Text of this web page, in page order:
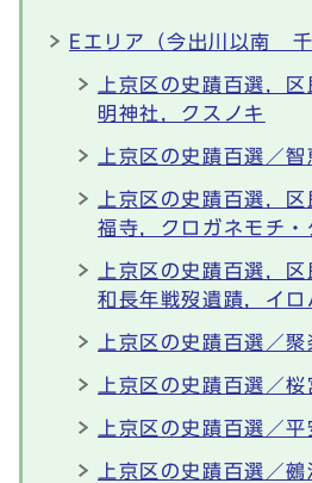
Eエリア（今出川以南 千
上京区の史蹟百選，
明神社，クスノキ
上京区の史蹟百選／智
上京区の史蹟百選，
福寺，クロガネモチ・
上京区の史蹟百選，
和長年戦歿遺蹟，イロ
上京区の史蹟百選／
上京区の史蹟百選／桜
上京区の史蹟百選／平
上京区の史蹟百選／鵺